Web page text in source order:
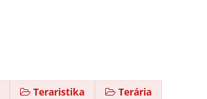
Teraristika Terária